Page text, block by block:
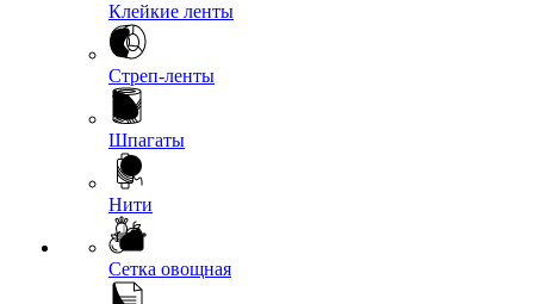
Клейкие ленты
Стреп-ленты
Шпагаты
Нити
Сетка овощная